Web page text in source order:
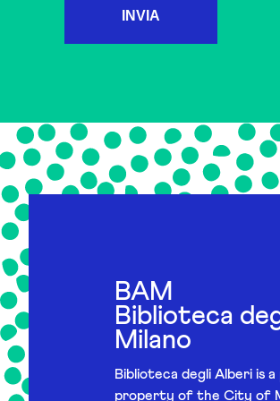
INVIA
BAM
Biblioteca
Milano
Biblioteca degli Alberi is
property of the City of